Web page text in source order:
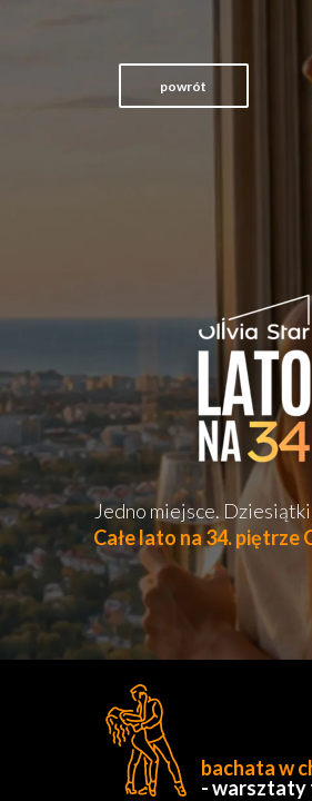
Całe lato na 34. piętrze
Jedno miejsce.
powrót
bachata w
- warsztaty